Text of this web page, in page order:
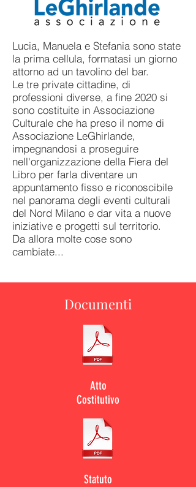
Lucia, Manuela e Stefania sono state
la prima cellula, formatasi un giorno
attorno ad un tavolino del bar.
Le tre private cittadine, di
professioni diverse, a fine 2020 si
sono costituite in Associazione
Culturale che ha preso il nome di
Associazione LeGhirlande,
impegnandosi a proseguire
nell'organizzazione della Fiera del
Libro per farla diventare un
appuntamento fisso e riconoscibile
nel panorama degli eventi culturali
del Nord Milano e dar vita a nuove
iniziative e progetti sul territorio.
Da allora molte cose sono
cambiate...
Documenti
Atto
Costitutivo
Statuto